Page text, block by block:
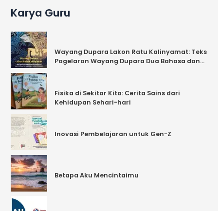
Karya Guru
Wayang Dupara Lakon Ratu Kalinyamat: Teks
Pagelaran Wayang Dupara Dua Bahasa dan
Fisika di Sekitar Kita: Cerita Sains dari
Kehidupan Sehari-hari
Inovasi Pembelajaran untuk Gen-Z
Betapa Aku Mencintaimu